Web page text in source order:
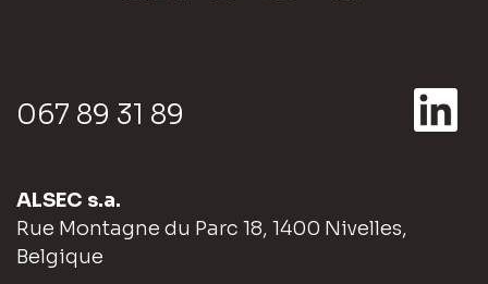
067 89 31 89
ALSEC s.a.
Rue Montagne du Parc 18, 1400 Nivelles,
Belgique